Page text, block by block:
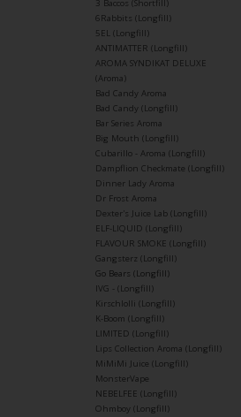
3 Baccos (Shortfill)
6Rabbits (Longfill)
5EL (Longfill)
ANTIMATTER (Longfill)
AROMA SYNDIKAT DELUXE
(Aroma)
Bad Candy Aroma
Bad Candy (Longfill)
Bar Series Aroma
Big Mouth (Longfill)
Cubarillo - Aroma (Longfill)
Dampflion Checkmate (Longfill)
Dinner Lady Aroma
Dr Frost Aroma
Dexter's Juice Lab (Longfill)
ELF-LIQUID (Longfill)
FLAVOUR SMOKE (Longfill)
Gangsterz (Longfill)
Go Bears (Longfill)
IVG - (Longfill)
Kirschlolli (Longfill)
K-Boom (Longfill)
LIMITED (Longfill)
Lips Collection Aroma (Longfill)
MiMiMi Juice (Longfill)
MonsterVape
NEBELFEE (Longfill)
Ohmboy (Longfill)